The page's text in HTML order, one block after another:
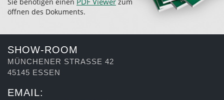
öffnen des Dokuments.
SHOW-ROOM
MÜNCHENER STRASSE 42
45145 ESSEN
EMAIL: